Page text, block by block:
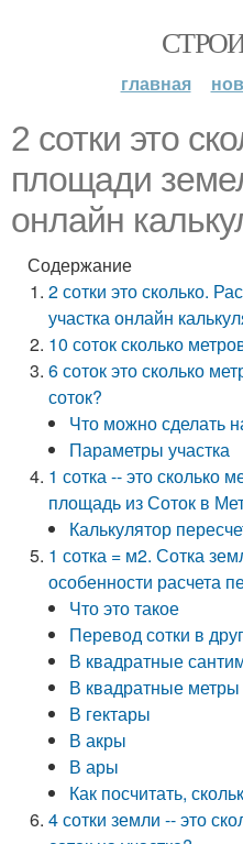
главная
2 сотки это
площади
онлайн
Содержание
2 сотки это сколько.
участка онлайн
10 соток сколько
6 соток это сколько
соток?
Что можно сделать
Параметры участка
1 сотка -- это сколько
площадь из Соток в
Калькулятор
1 сотка = м2. Сотка
особенности расчета
Что это такое
Перевод сотки в
В квадратные
В квадратные метры
В гектары
В акры
В ары
Как посчитать,
4 сотки земли -- это